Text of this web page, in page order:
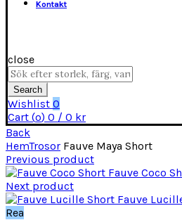
Kontakt
close
Search
for:
Search
Wishlist 0
Cart (o) 0 / 0 kr
Back
HemTrosor Fauve Maya Short
Previous product
Fauve Coco
Next product
Fauve
Rea